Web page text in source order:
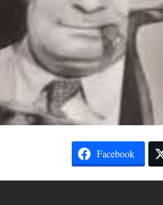
Facebook